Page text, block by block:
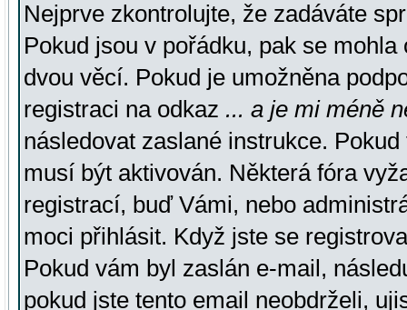
Nejprve zkontrolujte, že zadáváte
Pokud jsou v pořádku, pak se
dvou věcí. Pokud je umožněna
registraci na odkaz ... a je mi méně
následovat zaslané instrukce.
musí být aktivován. Některá fóra
registrací, buď Vámi, nebo
moci přihlásit. Když jste se
Pokud vám byl zaslán e-mail,
pokud jste tento email neobdrželi,